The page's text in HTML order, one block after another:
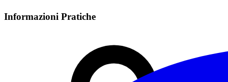
Informazioni Pratiche